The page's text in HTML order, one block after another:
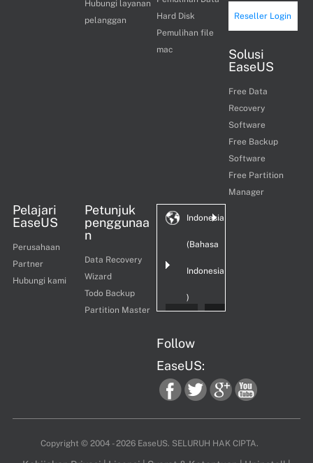
Hubungi layanan
pelanggan
Hard Disk
Pemulihan file
mac
Reseller Login
Solusi
EaseUS
Free Data
Recovery
Software
Free Backup
Software
Free Partition
Manager
Pelajari
EaseUS
Perusahaan
Partner
Hubungi kami
Petunjuk
penggunaa
n
Data Recovery
Wizard
Todo Backup
Partition Master
Indonesia
(Bahasa
Indonesia
)
Follow
EaseUS:
fac twi goo you
Copyright © 2004 - 2026 EaseUS. SELURUH HAK CIPTA.